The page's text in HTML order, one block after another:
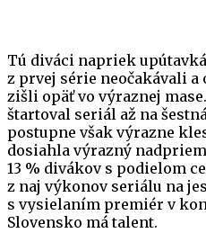
Tú diváci napriek
z prvej série neočakávali a
zišli opäť vo výraznej
štartoval seriál až na
postupne však výrazne
dosiahla výrazný
13 % divákov s podielom
z naj výkonov seriálu na
s vysielaním premiér v
Slovensko má talent.